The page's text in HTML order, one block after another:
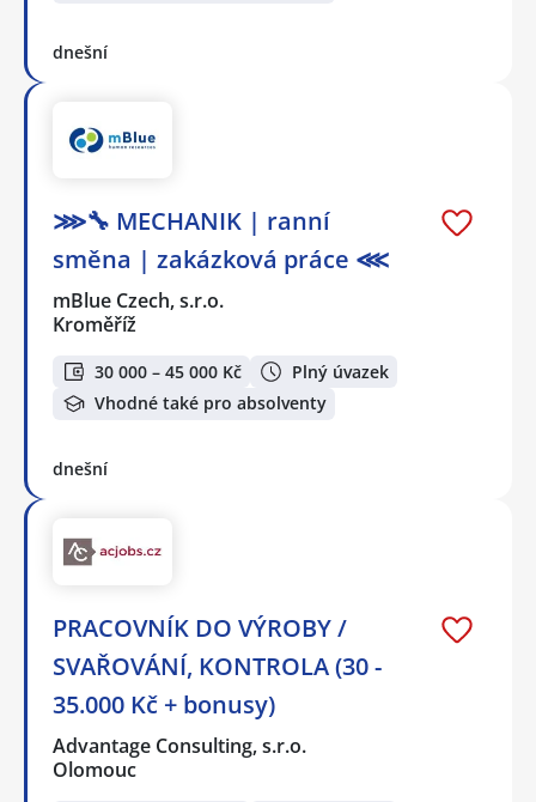
dnešní
⋙🔧 MECHANIK | ranní
směna | zakázková práce ⋘
mBlue Czech, s.r.o.
Kroměříž
30 000 – 45 000 Kč
Plný úvazek
Vhodné také pro absolventy
dnešní
PRACOVNÍK DO VÝROBY /
SVAŘOVÁNÍ, KONTROLA (30 -
35.000 Kč + bonusy)
Advantage Consulting, s.r.o.
Olomouc